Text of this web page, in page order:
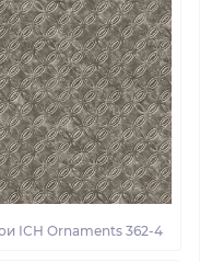
ІСН Ornaments 362-4